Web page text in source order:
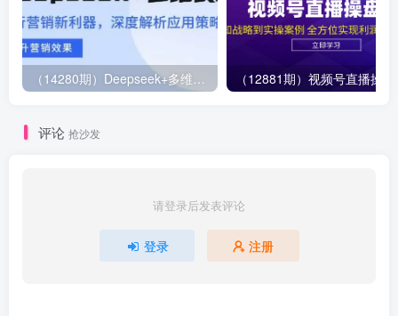
（14280期）Deepseek+多维表格，银行营销新利器，深度解析应用策略，提升营销效果
评论 抢沙发
请登录后发表评论
登录 注册